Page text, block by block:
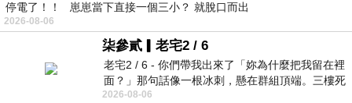
停電了！！ 崽崽當下直接一個三小？ 就脫口而出
2026-08-06
柒參貳▎老宅2 / 6
老宅2 / 6 - 你們帶我出來了「妳為什麼把我留在裡
面？」那句話像一根冰刺，懸在群組頂端。三樓死
死盯著照片裡的人。那個人確實站在
2026-08-06